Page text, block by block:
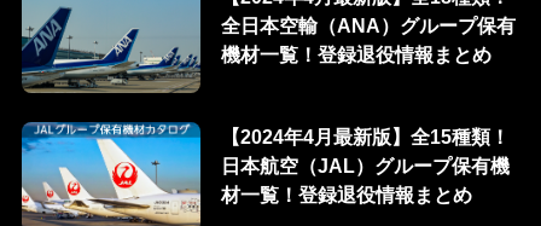
全日本空輸（ANA）グループ保有
機材一覧！登録退役情報まとめ
【2024年4月最新版】全15種類！
日本航空（JAL）グループ保有機
材一覧！登録退役情報まとめ